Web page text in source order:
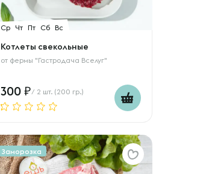
Ср Чт Пт Сб Вс
Котлеты свекольные
от фермы "Гастродача Вселуг"
300 / 2 шт. (200 гр.)
Заморозка